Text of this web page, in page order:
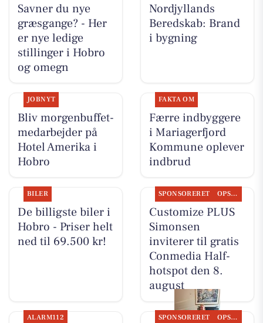
Savner du nye
græsgange? - Her
er nye ledige
stillinger i Hobro
og omegn
Nordjyllands
Beredskab: Brand
i bygning
JOBNYT
Bliv morgenbuffet-
medarbejder på
Hotel Amerika i
Hobro
FAKTA OM
Færre indbyggere
i Mariagerfjord
Kommune oplever
indbrud
BILER
De billigste biler i
Hobro - Priser helt
ned til 69.500 kr!
SPONSORERET OPSLAGSTAVLEN
Customize PLUS
Simonsen
inviterer til gratis
Conmedia Half-
hotspot den 8.
august
ALARM112 SPONSORERET OPSLAGSTAVLEN